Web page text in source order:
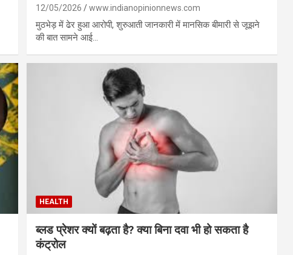
12/05/2026 www.indianopinionnews.com
मुठभेड़ में ढेर हुआ आरोपी, शुरुआती जानकारी में मानसिक बीमारी से जूझने
की बात सामने आई…
HEALTH
ब्लड प्रेशर क्यों बढ़ता है? क्या बिना दवा भी हो सकता है
कंट्रोल